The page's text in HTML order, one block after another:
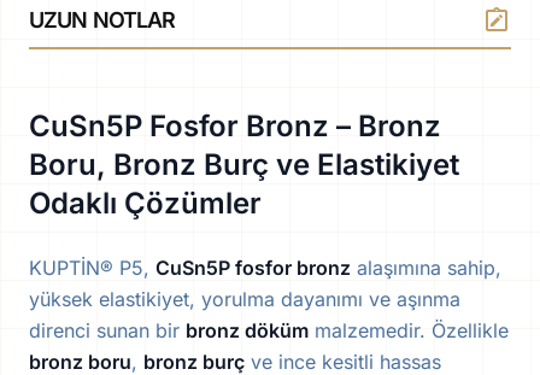
UZUN NOTLAR note_alt
CuSn5P Fosfor Bronz – Bronz
Boru, Bronz Burç ve Elastikiyet
Odaklı Çözümler
KUPTİN® P5, CuSn5P fosfor bronz alaşımına sahip,
yüksek elastikiyet, yorulma dayanımı ve aşınma
direnci sunan bir bronz döküm malzemedir. Özellikle
bronz boru, bronz burç ve ince kesitli hassas